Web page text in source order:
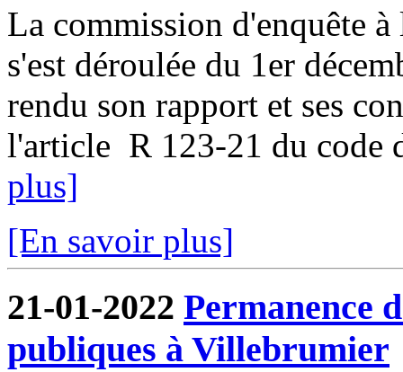
La commission d'enquête
s'est déroulée du 1er
rendu son rapport et ses
l'article R 123-21 du code
plus]
[En savoir plus]
21-01-2022 Permanence
publiques à Villebrumier